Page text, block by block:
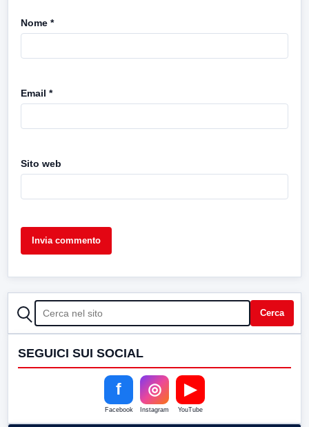
Nome *
Email *
Sito web
CERCA Cerca
SEGUICI SUI SOCIAL
f
Facebook
◎
Instagram
▶
YouTube